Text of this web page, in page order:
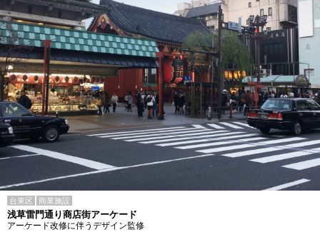
台東区 商業施設
浅草雷門通り商店街アーケード
アーケード改修に伴うデザイン監修